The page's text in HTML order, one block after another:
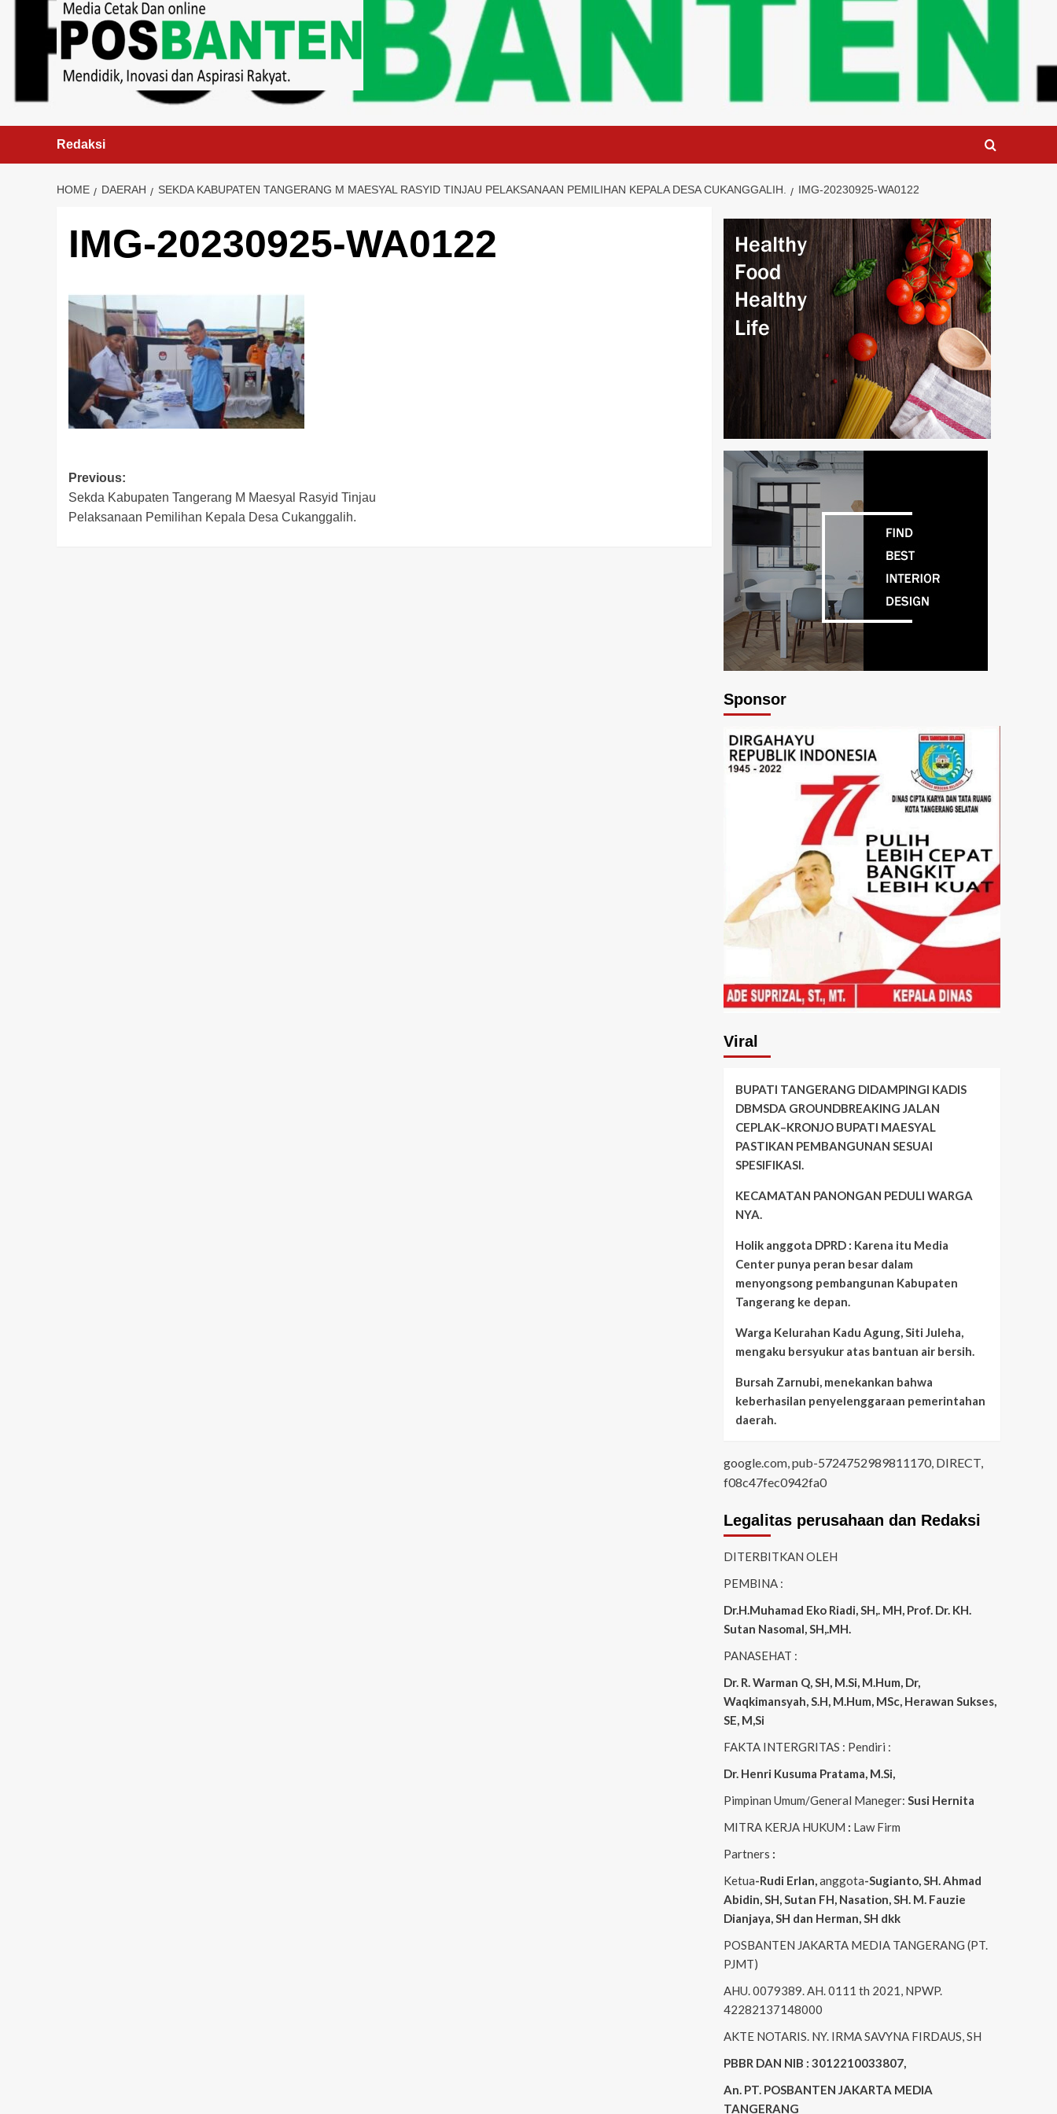
Redaksi
HOME DAERAH SEKDA KABUPATEN TANGERANG M MAESYAL RASYID TINJAU PELAKSANAAN PEMILIHAN KEPALA DESA CUKANGGALIH. IMG-20230925-WA0122
IMG-20230925-WA0122
Post
navigation
Previous:
Sekda Kabupaten Tangerang M Maesyal Rasyid Tinjau
Pelaksanaan Pemilihan Kepala Desa Cukanggalih.
Sponsor
Viral
BUPATI TANGERANG DIDAMPINGI KADIS
DBMSDA GROUNDBREAKING JALAN
CEPLAK–KRONJO BUPATI MAESYAL
PASTIKAN PEMBANGUNAN SESUAI
SPESIFIKASI.
KECAMATAN PANONGAN PEDULI WARGA
NYA.
Holik anggota DPRD : Karena itu Media
Center punya peran besar dalam
menyongsong pembangunan Kabupaten
Tangerang ke depan.
Warga Kelurahan Kadu Agung, Siti Juleha,
mengaku bersyukur atas bantuan air bersih.
Bursah Zarnubi, menekankan bahwa
keberhasilan penyelenggaraan pemerintahan
daerah.
google.com, pub-5724752989811170, DIRECT,
f08c47fec0942fa0
Legalitas perusahaan dan Redaksi
DITERBITKAN OLEH
PEMBINA :
Dr.H.Muhamad Eko Riadi , SH,. MH , Prof. Dr. KH.
Sutan Nasomal, SH,.MH.
PANASEHAT :
Dr. R. Warman Q, SH, M.Si, M.Hum Dr,
Waqkimansyah, S.H, M.Hum, MSc, Herawan Sukses,
SE, M,Si
FAKTA INTERGRITAS : Pendiri :
Dr. Henri Kusuma Pratama, M.Si
Pimpinan Umum/General Maneger: Susi Hernita
MITRA KERJA HUKUM : Law Firm
Partners :
Ketua-Rudi Erlan anggota-Sugianto, SH. Ahmad
Abidin , SH, Sutan FH, Nasation , SH. M. Fauzie
Dianjaya , SH dan Herman, SH dkk
POSBANTEN JAKARTA MEDIA TANGERANG (PT.
PJMT)
AHU. 0079389. AH. 0111 th 2021, NPWP.
42282137148000
AKTE NOTARIS. NY. IRMA SAVYNA FIRDAUS, SH
PBBR DAN NIB : 3012210033807,
An. PT. POSBANTEN JAKARTA MEDIA
TANGERANG